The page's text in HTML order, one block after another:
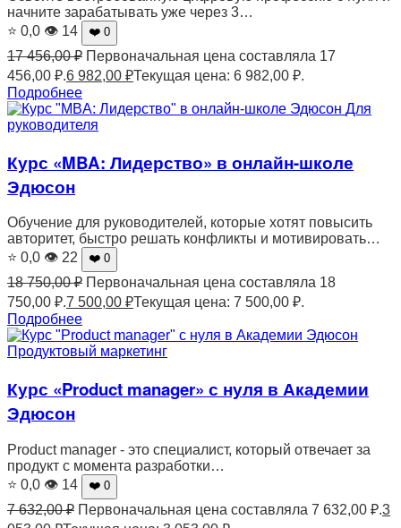
начните зарабатывать уже через 3…
⭐ 0,0 👁 14 ❤️ 0
17 456,00₽ Первоначальная цена составляла 17
456,00 ₽.6 982,00 ₽Текущая цена: 6 982,00 ₽.
Подробнее
Для
руководителя
Курс «MBA: Лидерство» в онлайн-школе
Эдюсон
Обучение для руководителей, которые хотят повысить
авторитет, быстро решать конфликты и мотивировать…
⭐ 0,0 👁 22 ❤️ 0
18 750,00₽ Первоначальная цена составляла 18
750,00 ₽.7 500,00 ₽Текущая цена: 7 500,00 ₽.
Подробнее
Продуктовый маркетинг
Курс «Product manager» с нуля в Академии
Эдюсон
Product manager - это специалист, который отвечает за
продукт с момента разработки…
⭐ 0,0 👁 14 ❤️ 0
7 632,00₽ Первоначальная цена составляла 7 632,00 ₽.3